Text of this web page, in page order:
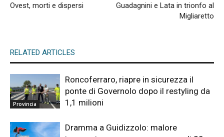
Ovest, morti e dispersi
Guadagnini e Lata in trionfo al
Migliaretto
RELATED ARTICLES
Provincia
Roncoferraro, riapre in sicurezza il
ponte di Governolo dopo il restyling da
1,1 milioni
Dramma a Guidizzolo: malore